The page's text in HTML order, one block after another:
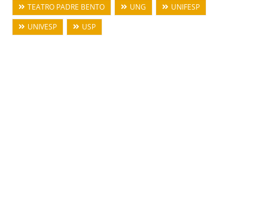
TEATRO PADRE BENTO
UNG
UNIFESP
UNIVESP
USP